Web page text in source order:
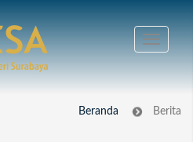
Beranda Berita